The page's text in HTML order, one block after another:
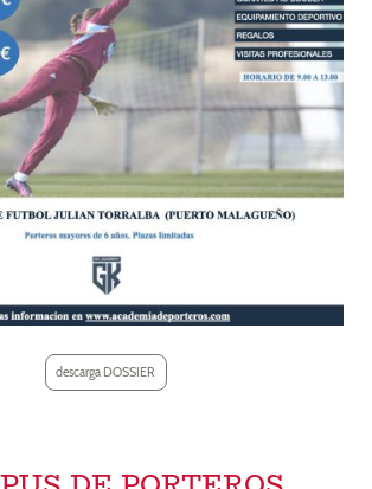
descarga DOSSIER